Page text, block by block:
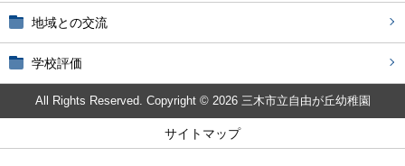
地域との交流
学校評価
All Rights Reserved. Copyright © 2026 三木市立自由が丘幼稚園
サイトマップ